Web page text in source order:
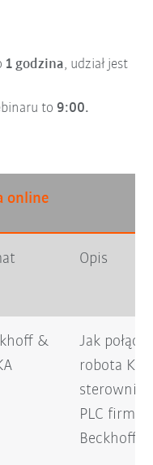
1 godzina, udział jest
to9:00.
online
Opis
&
Jak
robota
PLC firmy
Beckhoff?